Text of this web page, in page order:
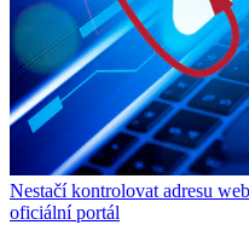
Nestačí kontrolovat adresu
oficiální portál